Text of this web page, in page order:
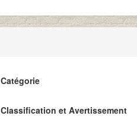
Catégorie
Classification et Avertissement